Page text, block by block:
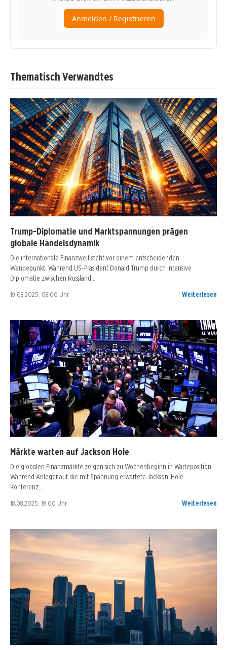
Thematisch Verwandtes
Trump-Diplomatie und Marktspannungen prägen
globale Handelsdynamik
Die internationale Finanzwelt steht vor einem entscheidenden
Wendepunkt. Während US-Präsident Donald Trump durch intensive
Diplomatie zwischen Russland…
19.08.2025, 08:00 Uhr Weiterlesen
Märkte warten auf Jackson Hole
Die globalen Finanzmärkte zeigen sich zu Wochenbeginn in Warteposition.
Während Anleger auf die mit Spannung erwartete Jackson-Hole-
Konferenz…
18.08.2025, 19:00 Uhr Weiterlesen